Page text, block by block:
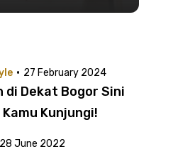
· 27 February 2024
di Dekat Bogor Sini
Kunjungi!
28 June 2022